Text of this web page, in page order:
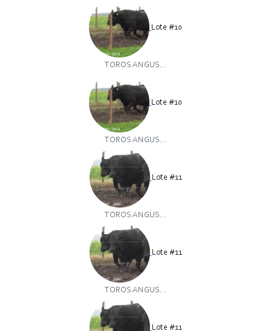
Lote #10
TOROS ANGUS...
Lote #10
TOROS ANGUS...
Lote #11
TOROS ANGUS...
Lote #11
TOROS ANGUS...
Lote #11